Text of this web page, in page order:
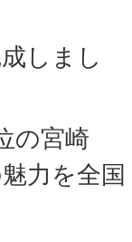
しまし
の宮崎
力を全国